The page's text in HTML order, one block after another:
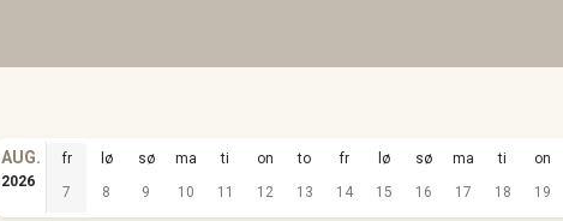
AUG.
2026
fr
7
lø
8
sø
9
ma
10
ti
11
on
12
to
13
fr
14
lø
15
sø
16
ma
17
ti
18
on
19